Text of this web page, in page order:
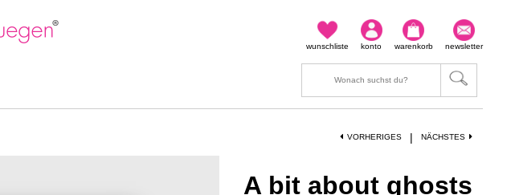
newsletter
warenkorb
konto
wunschliste
NÄCHSTES
|
VORHERIGES
A bit about ghosts